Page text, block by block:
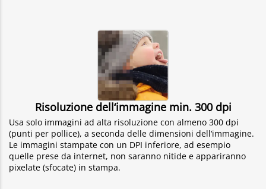
Risoluzione dell‘immagine min. 300 dpi
Usa solo immagini ad alta risoluzione con almeno 300 dpi
(punti per pollice), a seconda delle dimensioni dell‘immagine.
Le immagini stampate con un DPI inferiore, ad esempio
quelle prese da internet, non saranno nitide e appariranno
pixelate (sfocate) in stampa.